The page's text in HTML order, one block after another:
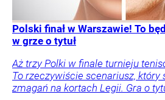
Polski finał w Warszawie! To
w grze o tytuł
Aż trzy Polki w finale turnieju
To rzeczywiście scenariusz, który
zmagań na kortach Legii. Gra o